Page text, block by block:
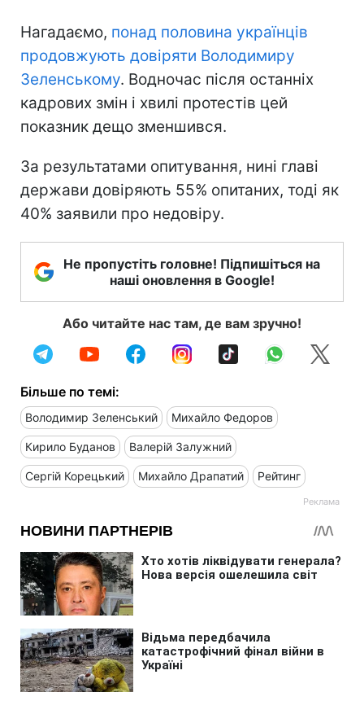
Нагадаємо, понад половина українців
продовжують довіряти Володимиру
Зеленському. Водночас після останніх
кадрових змін і хвилі протестів цей
показник дещо зменшився.
За результатами опитування, нині главі
держави довіряють 55% опитаних, тоді як
40% заявили про недовіру.
Не пропустіть головне! Підпишіться на
наші оновлення в Google!
Або читайте нас там, де вам зручно!
Більше по темі:
Володимир Зеленський Михайло Федоров
Кирило Буданов Валерій Залужний
Сергій Корецький Михайло Драпатий Рейтинг